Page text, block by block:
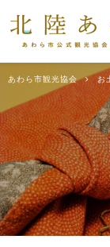
あわら市観光協会 お